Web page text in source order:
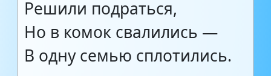
Решили подраться,
Но в комок свалились —
В одну семью сплотились.